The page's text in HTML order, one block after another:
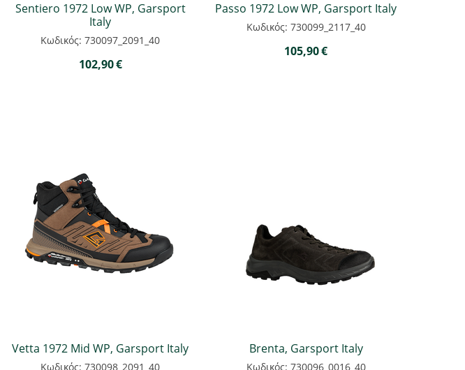
Sentiero 1972 Low WP, Garsport
Italy
Κωδικός: 730097_2091_40
102,90€
Passo 1972 Low WP, Garsport Italy
Κωδικός: 730099_2117_40
105,90€
Vetta 1972 Mid WP, Garsport Italy
Κωδικός: 730098_2091_40
Brenta, Garsport Italy
Κωδικός: 730096_0016_40